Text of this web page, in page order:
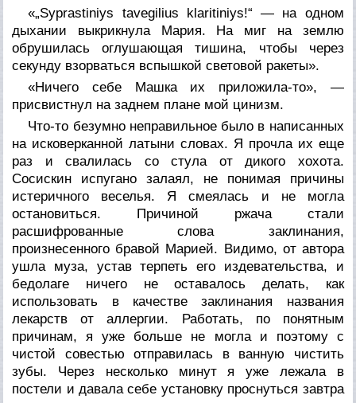
«„Syprastiniys tavegilius klaritiniys!“ — на одном
дыхании выкрикнула Мария. На миг на землю
обрушилась оглушающая тишина, чтобы через
секунду взорваться вспышкой световой ракеты».
«Ничего себе Машка их приложила-то», —
присвистнул на заднем плане мой цинизм.
Что-то безумно неправильное было в написанных
на исковерканной латыни словах. Я прочла их еще
раз и свалилась со стула от дикого хохота.
Сосискин испугано залаял, не понимая причины
истеричного веселья. Я смеялась и не могла
остановиться. Причиной ржача стали
расшифрованные слова заклинания,
произнесенного бравой Марией. Видимо, от автора
ушла муза, устав терпеть его издевательства, и
бедолаге ничего не оставалось делать, как
использовать в качестве заклинания названия
лекарств от аллергии. Работать, по понятным
причинам, я уже больше не могла и поэтому с
чистой совестью отправилась в ванную чистить
зубы. Через несколько минут я уже лежала в
постели и давала себе установку проснуться завтра